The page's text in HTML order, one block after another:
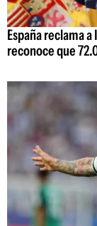
España reclama
reconoce que